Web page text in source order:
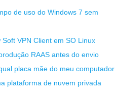
de uso do Windows 7 sem
VPN Client em SO Linux
RAAS antes do envio
placa mãe do meu computador
plataforma de nuvem privada